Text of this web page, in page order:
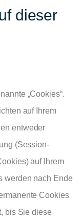
dieser
„Cookies“.
auf Ihrem
entweder
(Session-
auf Ihrem
werden nach Ende
Cookies
bis Sie diese